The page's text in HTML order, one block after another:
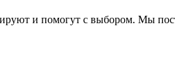
и помогут с выбором. Мы